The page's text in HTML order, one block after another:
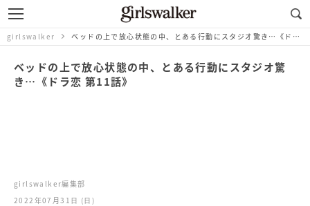
girlswalker ベッドの上で放心状態の中、とある行動にスタジオ驚き…《ドラ恋 第11話》
ベッドの上で放心状態の中、とある行動にスタジオ驚
き…《ドラ恋 第11話》
girlswalker編集部
2022年07月31日 (日)